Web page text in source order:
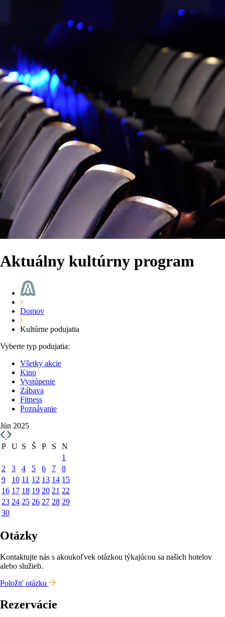
Aktuálny kultúrny program
Domov
Kultúrne podujatia
Vyberte typ podujatia:
Všetky akcie
Kino
Vystúpenie
Zábava
Fitness
Poznávanie
Jún 2025
P U S Š P S
N
1
2
3 4 5 6 7
8
9
10 11 12 13 14 15
16 17 18 19 20 21 22
23 24 25 26 27 28 29
30
Otázky
Kontaktujte nás s akoukoľvek otázkou týkajúcou sa našich hotelov
alebo služieb.
Položiť otázku
Rezervácie